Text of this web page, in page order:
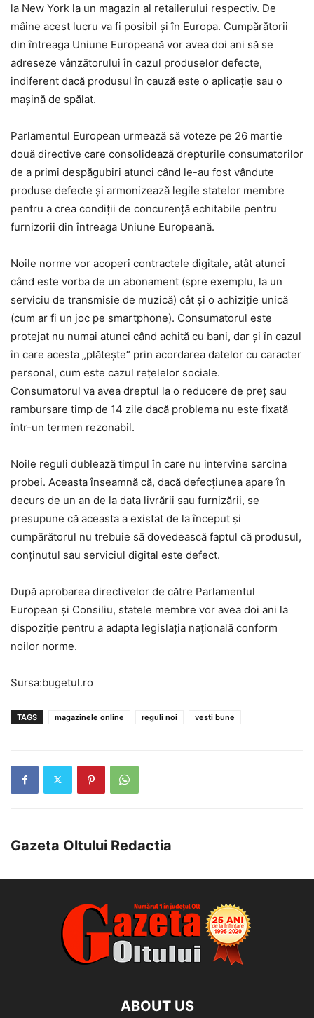
la New York la un magazin al retailerului respectiv. De
mâine acest lucru va fi posibil și în Europa. Cumpărătorii
din întreaga Uniune Europeană vor avea doi ani să se
adreseze vânzătorului în cazul produselor defecte,
indiferent dacă produsul în cauză este o aplicație sau o
mașină de spălat.
Parlamentul European urmează să voteze pe 26 martie
două directive care consolidează drepturile consumatorilor
de a primi despăgubiri atunci când le-au fost vândute
produse defecte și armonizează legile statelor membre
pentru a crea condiții de concurență echitabile pentru
furnizorii din întreaga Uniune Europeană.
Noile norme vor acoperi contractele digitale, atât atunci
când este vorba de un abonament (spre exemplu, la un
serviciu de transmisie de muzică) cât și o achiziție unică
(cum ar fi un joc pe smartphone). Consumatorul este
protejat nu numai atunci când achită cu bani, dar și în cazul
în care acesta „plătește“ prin acordarea datelor cu caracter
personal, cum este cazul rețelelor sociale.
Consumatorul va avea dreptul la o reducere de preț sau
rambursare timp de 14 zile dacă problema nu este fixată
într-un termen rezonabil.
Noile reguli dublează timpul în care nu intervine sarcina
probei. Aceasta înseamnă că, dacă defecțiunea apare în
decurs de un an de la data livrării sau furnizării, se
presupune că aceasta a existat de la început și
cumpărătorul nu trebuie să dovedească faptul că produsul,
conținutul sau serviciul digital este defect.
După aprobarea directivelor de către Parlamentul
European și Consiliu, statele membre vor avea doi ani la
dispoziție pentru a adapta legislația națională conform
noilor norme.
Sursa:bugetul.ro
TAGS magazinele online reguli noi vesti bune
Gazeta Oltului Redactia
ABOUT US